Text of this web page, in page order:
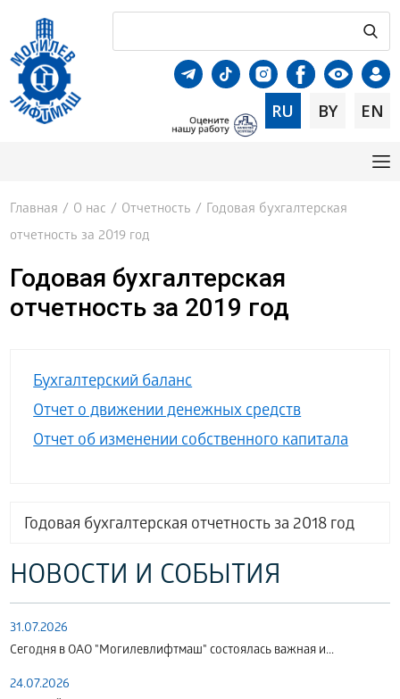
RU BY EN
Главная / О нас / Отчетность / Годовая бухгалтерская
отчетность за 2019 год
Годовая бухгалтерская
отчетность за 2019 год
Годовая бухгалтерская отчетность за 2018 год
НОВОСТИ И СОБЫТИЯ
31.07.2026
Сегодня в ОАО "Могилевлифтмаш" состоялась важная и...
24.07.2026
Бухгалтерский баланс
Отчет о движении денежных средств
Отчет об изменении собственного капитала